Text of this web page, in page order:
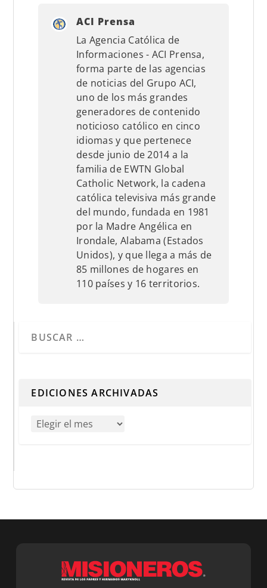
ACI Prensa
La Agencia Católica de
Informaciones - ACI Prensa,
forma parte de las agencias
de noticias del Grupo ACI,
uno de los más grandes
generadores de contenido
noticioso católico en cinco
idiomas y que pertenece
desde junio de 2014 a la
familia de EWTN Global
Catholic Network, la cadena
católica televisiva más grande
del mundo, fundada en 1981
por la Madre Angélica en
Irondale, Alabama (Estados
Unidos), y que llega a más de
85 millones de hogares en
110 países y 16 territorios.
EDICIONES ARCHIVADAS